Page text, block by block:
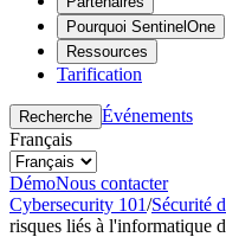
Pourquoi SentinelOne
Ressources
Tarification
Recherche Événements
Français
DémoNous contacter
Cybersecurity 101/Sécurité
risques liés à l'informatique